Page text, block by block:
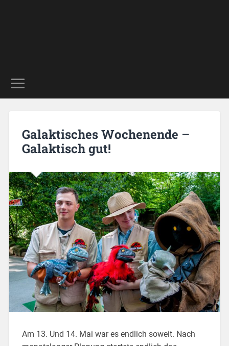
Galaktisches Wochenende –
Galaktisch gut!
Am 13. Und 14. Mai war es endlich soweit. Nach